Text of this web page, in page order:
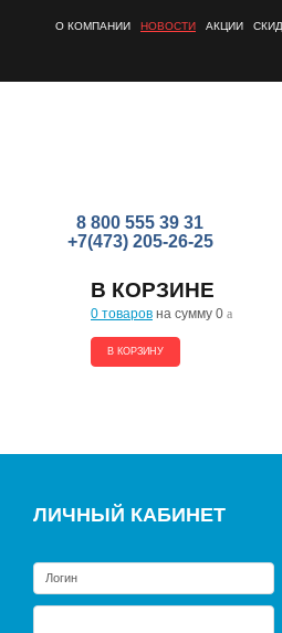
О КОМПАНИИ НОВОСТИ АКЦИИ
8 800 555 39 31
+7(473) 205-26-25
В КОРЗИНЕ
0 товаров на сумму 0 a
В КОРЗИНУ
ЛИЧНЫЙ КАБИНЕТ